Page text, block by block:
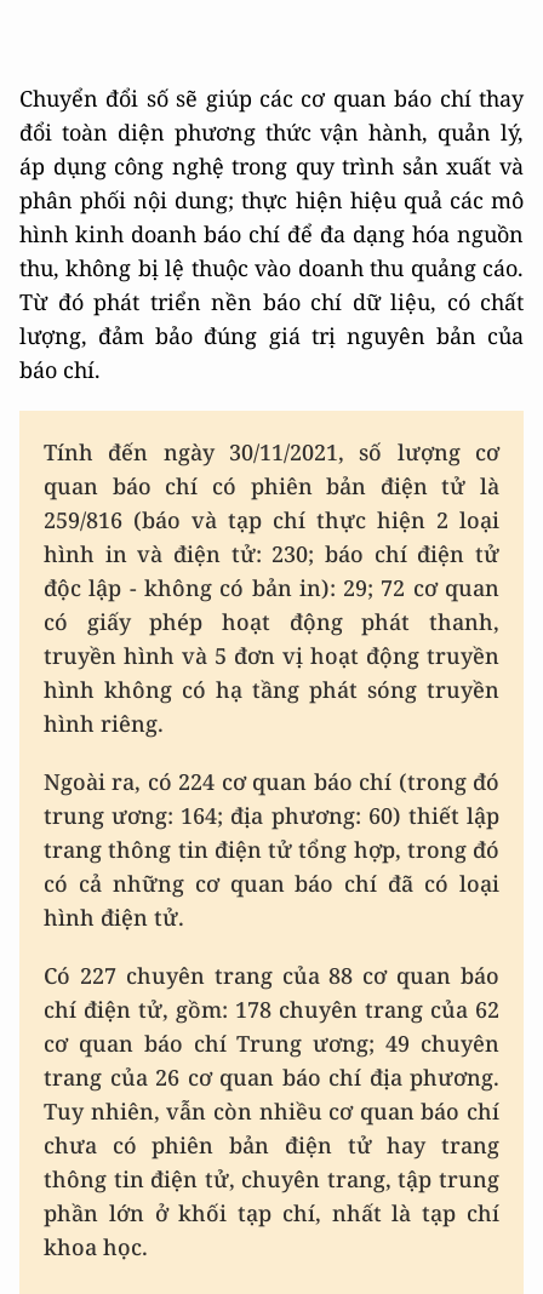
Chuyển đổi số sẽ giúp các cơ quan báo chí thay
đổi toàn diện phương thức vận hành, quản lý,
áp dụng công nghệ trong quy trình sản xuất và
phân phối nội dung; thực hiện hiệu quả các mô
hình kinh doanh báo chí để đa dạng hóa nguồn
thu, không bị lệ thuộc vào doanh thu quảng cáo.
Từ đó phát triển nền báo chí dữ liệu, có chất
lượng, đảm bảo đúng giá trị nguyên bản của
báo chí.
Tính đến ngày 30/11/2021, số lượng cơ
quan báo chí có phiên bản điện tử là
259/816 (báo và tạp chí thực hiện 2 loại
hình in và điện tử: 230; báo chí điện tử
độc lập - không có bản in): 29; 72 cơ quan
có giấy phép hoạt động phát thanh,
truyền hình và 5 đơn vị hoạt động truyền
hình không có hạ tầng phát sóng truyền
hình riêng.
Ngoài ra, có 224 cơ quan báo chí (trong đó
trung ương: 164; địa phương: 60) thiết lập
trang thông tin điện tử tổng hợp, trong đó
có cả những cơ quan báo chí đã có loại
hình điện tử.
Có 227 chuyên trang của 88 cơ quan báo
chí điện tử, gồm: 178 chuyên trang của 62
cơ quan báo chí Trung ương; 49 chuyên
trang của 26 cơ quan báo chí địa phương.
Tuy nhiên, vẫn còn nhiều cơ quan báo chí
chưa có phiên bản điện tử hay trang
thông tin điện tử, chuyên trang, tập trung
phần lớn ở khối tạp chí, nhất là tạp chí
khoa học.